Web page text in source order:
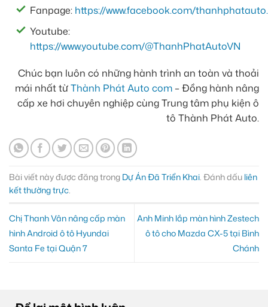
Fanpage: https://www.facebook.com/
Youtube:
https://www.youtube.com/@ThanhPhatAutoVN
Chúc bạn luôn có những hành trình an toàn và thoải
mái nhất từThành Phát Auto com – Đồng hành nâng
cấp xe hơi chuyên nghiệp cùng Trung tâm phụ kiện ô
tô Thành Phát Auto.
Bài viết này được đăng trong Dự Án Đã Triển Khai. Đánh dấu liên
kết thường trực.
Chị Thanh Vân nâng cấp màn
hình Android ô tô Hyundai
Santa Fe tại Quận 7
Anh Minh lắp màn hình Zestech
ô tô cho Mazda CX-5 tại Bình
Chánh